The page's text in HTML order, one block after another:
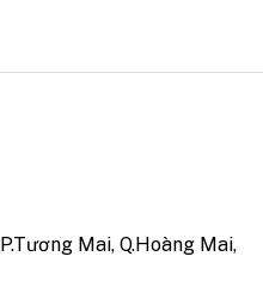
Mai, Q.Hoàng Mai,